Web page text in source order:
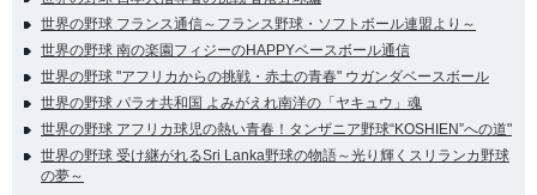
世界の野球 フランス通信～フランス野球・ソフトボール連盟より～
世界の野球 南の楽園フィジーのHAPPYベースボール通信
世界の野球 "アフリカからの挑戦・赤土の青春" ウガンダベースボール
世界の野球 パラオ共和国 よみがえれ南洋の「ヤキュウ」魂
世界の野球 アフリカ球児の熱い青春！タンザニア野球“KOSHIEN”への道"
世界の野球 受け継がれるSri Lanka野球の物語～光り輝くスリランカ野球
の夢～